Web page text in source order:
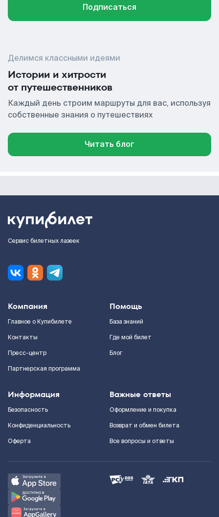
Подписаться
Делимся классными идеями
Истории и хитрости
от путешественников
Каждый день строим маршруты для вас, используя
собственные знания о путешествиях
Читать блог
Сервис билетных лазеек
Компания
Главное о Купибилете
Контакты
Пресс-центр
Партнерская программа
Помощь
База знаний
Где мой билет
Блог
Информация
Безопасность
Конфиденциальность
Оферта
Важные ответы
Оформление и покупка
Возврат и обмен билета
Все вопросы и ответы